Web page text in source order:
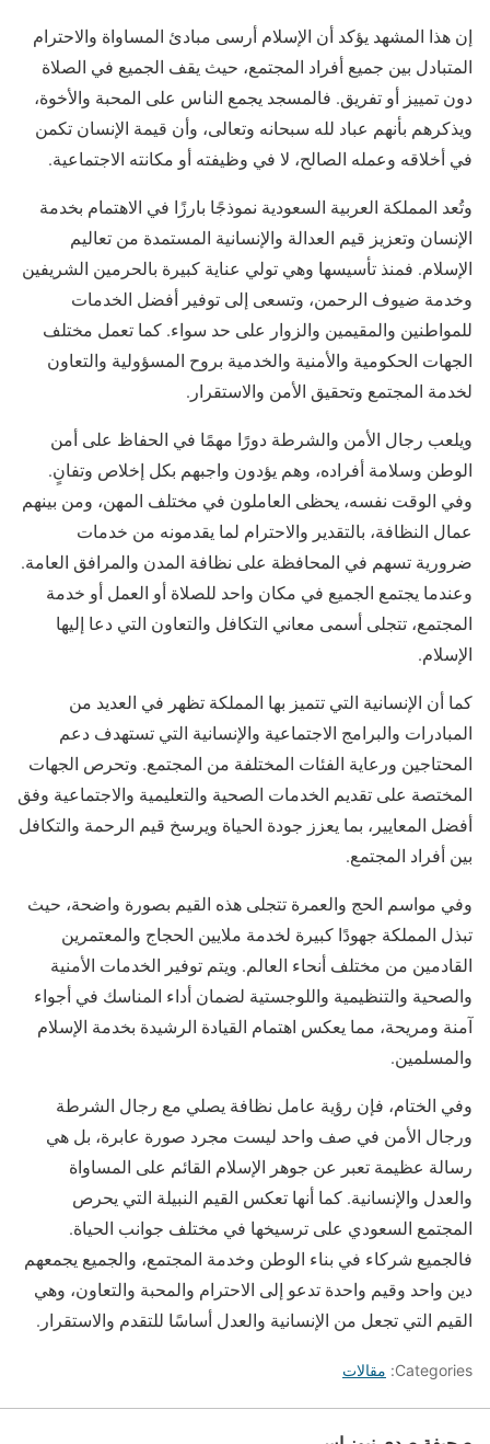
إن هذا المشهد يؤكد أن الإسلام أرسى مبادئ المساواة والاحترام
المتبادل بين جميع أفراد المجتمع، حيث يقف الجميع في الصلاة
دون تمييز أو تفريق. فالمسجد يجمع الناس على المحبة والأخوة،
ويذكرهم بأنهم عباد لله سبحانه وتعالى، وأن قيمة الإنسان تكمن
في أخلاقه وعمله الصالح، لا في وظيفته أو مكانته الاجتماعية.
وتُعد المملكة العربية السعودية نموذجًا بارزًا في الاهتمام بخدمة
الإنسان وتعزيز قيم العدالة والإنسانية المستمدة من تعاليم
الإسلام. فمنذ تأسيسها وهي تولي عناية كبيرة بالحرمين الشريفين
وخدمة ضيوف الرحمن، وتسعى إلى توفير أفضل الخدمات
للمواطنين والمقيمين والزوار على حد سواء. كما تعمل مختلف
الجهات الحكومية والأمنية والخدمية بروح المسؤولية والتعاون
لخدمة المجتمع وتحقيق الأمن والاستقرار.
ويلعب رجال الأمن والشرطة دورًا مهمًا في الحفاظ على أمن
الوطن وسلامة أفراده، وهم يؤدون واجبهم بكل إخلاص وتفانٍ.
وفي الوقت نفسه، يحظى العاملون في مختلف المهن، ومن بينهم
عمال النظافة، بالتقدير والاحترام لما يقدمونه من خدمات
ضرورية تسهم في المحافظة على نظافة المدن والمرافق العامة.
وعندما يجتمع الجميع في مكان واحد للصلاة أو العمل أو خدمة
المجتمع، تتجلى أسمى معاني التكافل والتعاون التي دعا إليها
الإسلام.
كما أن الإنسانية التي تتميز بها المملكة تظهر في العديد من
المبادرات والبرامج الاجتماعية والإنسانية التي تستهدف دعم
المحتاجين ورعاية الفئات المختلفة من المجتمع. وتحرص الجهات
المختصة على تقديم الخدمات الصحية والتعليمية والاجتماعية وفق
أفضل المعايير، بما يعزز جودة الحياة ويرسخ قيم الرحمة والتكافل
بين أفراد المجتمع.
وفي مواسم الحج والعمرة تتجلى هذه القيم بصورة واضحة، حيث
تبذل المملكة جهودًا كبيرة لخدمة ملايين الحجاج والمعتمرين
القادمين من مختلف أنحاء العالم. ويتم توفير الخدمات الأمنية
والصحية والتنظيمية واللوجستية لضمان أداء المناسك في أجواء
آمنة ومريحة، مما يعكس اهتمام القيادة الرشيدة بخدمة الإسلام
والمسلمين.
وفي الختام، فإن رؤية عامل نظافة يصلي مع رجال الشرطة
ورجال الأمن في صف واحد ليست مجرد صورة عابرة، بل هي
رسالة عظيمة تعبر عن جوهر الإسلام القائم على المساواة
والعدل والإنسانية. كما أنها تعكس القيم النبيلة التي يحرص
المجتمع السعودي على ترسيخها في مختلف جوانب الحياة.
فالجميع شركاء في بناء الوطن وخدمة المجتمع، والجميع يجمعهم
دين واحد وقيم واحدة تدعو إلى الاحترام والمحبة والتعاون، وهي
القيم التي تجعل من الإنسانية والعدل أساسًا للتقدم والاستقرار.
Categories: مقالات